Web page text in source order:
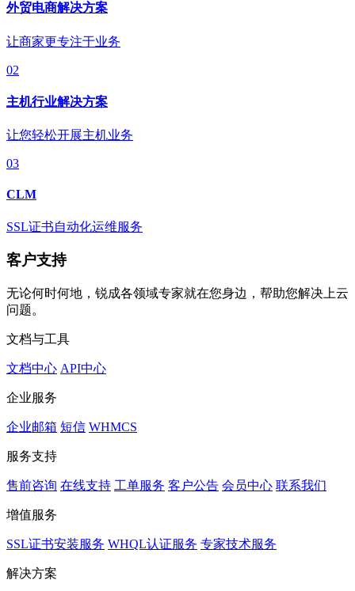
外贸电商解决方案
让商家更专注于业务
02
主机行业解决方案
让您轻松开展主机业务
03
CLM
SSL证书自动化运维服务
客户支持
无论何时何地，锐成各领域专家就在您身边，帮助您解决上云
问题。
文档与工具
文档中心 API中心
企业服务
企业邮箱 短信 WHMCS
服务支持
售前咨询 在线支持 工单服务 客户公告 会员中心 联系我们
增值服务
SSL证书安装服务 WHQL认证服务 专家技术服务
解决方案